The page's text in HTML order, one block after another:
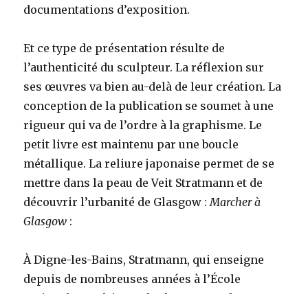
documentations d’exposition.
Et ce type de présentation résulte de
l’authenticité du sculpteur. La réflexion sur
ses œuvres va bien au-delà de leur création. La
conception de la publication se soumet à une
rigueur qui va de l’ordre à la graphisme. Le
petit livre est maintenu par une boucle
métallique. La reliure japonaise permet de se
mettre dans la peau de Veit Stratmann et de
découvrir l’urbanité de Glasgow :Marcher à
Glasgow :
À Digne-les-Bains, Stratmann, qui enseigne
depuis de nombreuses années à l’École